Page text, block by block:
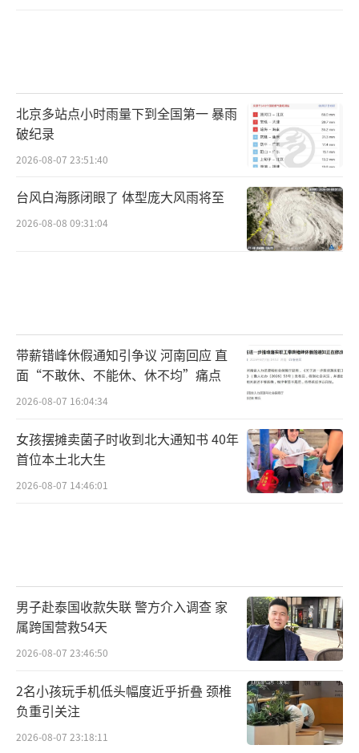
了。”
尽管特朗普言辞夸张，但他其实也在为辩
论做准备。
消息人士称，在竞选集会和筹款活动之
间，特朗普一直在与政策专家和顾问会面。此
外，他还与移民、经济和法律方面的专家举行
采取一种非传统的方式进行辩论准备，他与顾
问咨询他想在90分钟辩论中提出的政策观点。
选举专家称，对特朗普来说，对于将要到
来的辩论，一个未知因素是，缺乏演播室观众
的现场围观可能会影响特朗普的发挥。
“他喜欢观众的现场欢呼。”跨党派的研
安静的房间会很有趣。”
在此前的一场集会上，特朗普向现场的观
众征求“该如何准备辩论”的意见。“我该怎
么对付他？我应该强硬、恶毒地说，‘你是历
史上最糟糕的总统’，还是应该友善、冷静，
由着让他说话？”特朗普说。
北京多站点小时雨量下到全国第一 暴雨
破纪录
2026-08-07 23:51:40
台风白海豚闭眼了 体型庞大风雨将至
2026-08-08 09:31:04
带薪错峰休假通知引争议 河南回应 直
面“不敢休、不能休、休不均”痛点
2026-08-07 16:04:34
女孩摆摊卖菌子时收到北大通知书 40年
首位本土北大生
2026-08-07 14:46:01
男子赴泰国收款失联 警方介入调查 家
属跨国营救54天
2026-08-07 23:46:50
2名小孩玩手机低头幅度近乎折叠 颈椎
负重引关注
2026-08-07 23:18:11